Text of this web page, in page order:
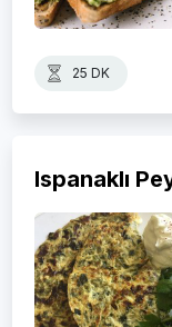
25 DK
Ispanaklı